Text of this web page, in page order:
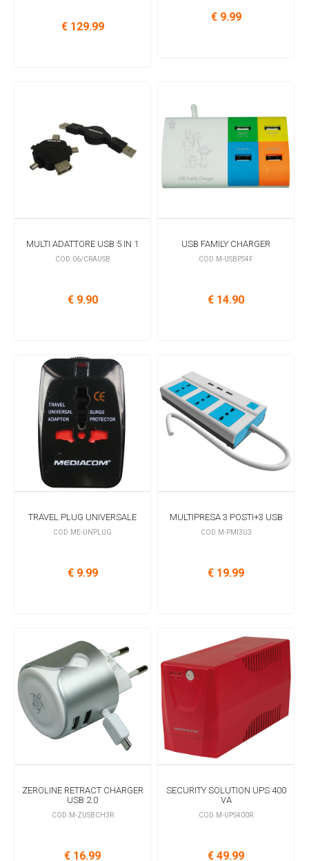
€ 129.99
€ 9.99
MULTI ADATTORE USB 5 IN 1
COD.06/CRAUSB
€ 9.90
USB FAMILY CHARGER
COD.M-USBPS4F
€ 14.90
TRAVEL PLUG UNIVERSALE
COD.ME-UNPLUG
€ 9.99
MULTIPRESA 3 POSTI+3 USB
COD.M-PMI3U3
€ 19.99
ZEROLINE RETRACT CHARGER
USB 2.0
COD.M-ZUSBCH3R
€ 16.99
SECURITY SOLUTION UPS 400
VA
COD.M-UPS400R
€ 49.99